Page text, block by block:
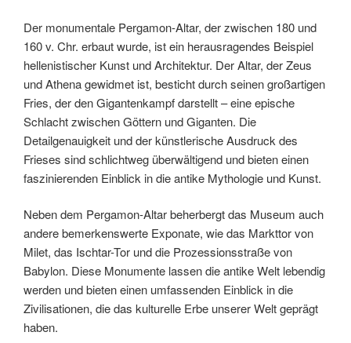
Der monumentale Pergamon-Altar, der zwischen 180 und
160 v. Chr. erbaut wurde, ist ein herausragendes Beispiel
hellenistischer Kunst und Architektur. Der Altar, der Zeus
und Athena gewidmet ist, besticht durch seinen großartigen
Fries, der den Gigantenkampf darstellt – eine epische
Schlacht zwischen Göttern und Giganten. Die
Detailgenauigkeit und der künstlerische Ausdruck des
Frieses sind schlichtweg überwältigend und bieten einen
faszinierenden Einblick in die antike Mythologie und Kunst.
Neben dem Pergamon-Altar beherbergt das Museum auch
andere bemerkenswerte Exponate, wie das Markttor von
Milet, das Ischtar-Tor und die Prozessionsstraße von
Babylon. Diese Monumente lassen die antike Welt lebendig
werden und bieten einen umfassenden Einblick in die
Zivilisationen, die das kulturelle Erbe unserer Welt geprägt
haben.